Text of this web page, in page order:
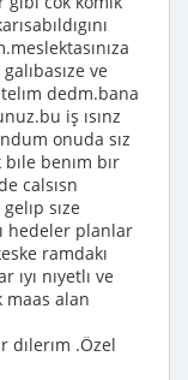
ve
dedm.bana
iş ısınz
onuda sız
benım bır
calsısn
sıze
hedeler planlar
ramdakı
ıyı nıyetlı ve
maas alan
dılerım .Özel